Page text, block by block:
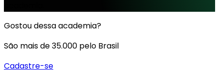
Gostou dessa academia?
São mais de 35.000 pelo Brasil
Cadastre-se